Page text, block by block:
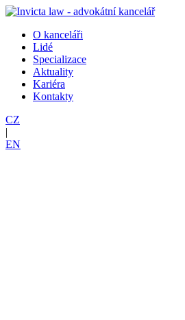
O kanceláři
Lidé
Specializace
Aktuality
Kariéra
Kontakty
CZ
|
EN